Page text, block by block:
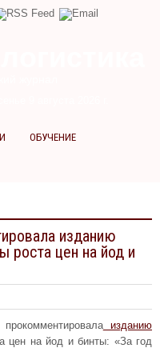
ОБУЧЕНИЕ
изданию
роста цен на йод и
изданию
цен на йод и бинты: «За год